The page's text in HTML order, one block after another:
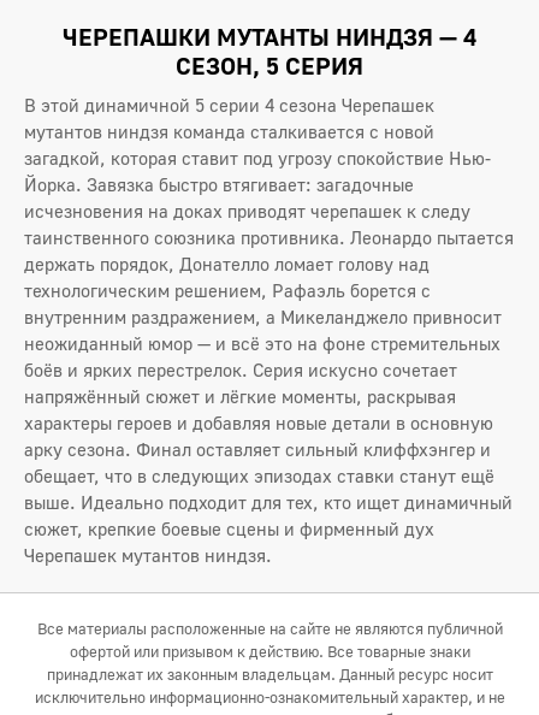
ЧЕРЕПАШКИ МУТАНТЫ НИНДЗЯ — 4
СЕЗОН, 5 СЕРИЯ
В этой динамичной 5 серии 4 сезона Черепашек
мутантов ниндзя команда сталкивается с новой
загадкой, которая ставит под угрозу спокойствие Нью-
Йорка. Завязка быстро втягивает: загадочные
исчезновения на доках приводят черепашек к следу
таинственного союзника противника. Леонардо пытается
держать порядок, Донателло ломает голову над
технологическим решением, Рафаэль борется с
внутренним раздражением, а Микеланджело привносит
неожиданный юмор — и всё это на фоне стремительных
боёв и ярких перестрелок. Серия искусно сочетает
напряжённый сюжет и лёгкие моменты, раскрывая
характеры героев и добавляя новые детали в основную
арку сезона. Финал оставляет сильный клиффхэнгер и
обещает, что в следующих эпизодах ставки станут ещё
выше. Идеально подходит для тех, кто ищет динамичный
сюжет, крепкие боевые сцены и фирменный дух
Черепашек мутантов ниндзя.
Все материалы расположенные на сайте не являются публичной
офертой или призывом к действию. Все товарные знаки
принадлежат их законным владельцам. Данный ресурс носит
исключительно информационно-ознакомительный характер, и не